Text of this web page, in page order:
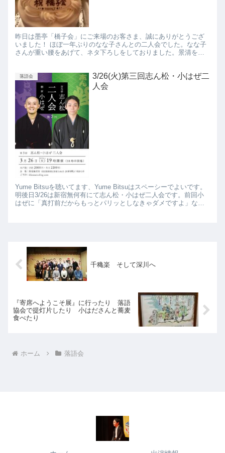
昨日は墨亭「橋子会」にご来場のお客さま、誠にありがとうござ
いました！ ほぼ一年ぶりのなな子さんとの二人会でした。なな子
さんが重い腰をあげて、ネタ下ろしをしておりました。景清を立
落語会
3/26(火)第三回志ん松・小はぜ二
人会
Yume Bitsuを聴いてます、Yume Bitsuはスペーシーでよいです。
明後日3/26は新宿無何有にて志ん松・小はぜ二人会です。前回小
はぜに「真打前だからもっとパリッとしなきゃダメですよ」なん
千穐楽 そして深川へ
『寄席へようこそ展』に行ったり 落語
協会で提灯片したり 小はださんと蕎麦
食べたり
ホーム 落語会